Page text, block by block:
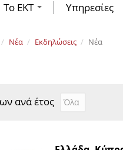
Το ΕΚΤ Υπηρεσίες
Νέα Εκδηλώσεις Νέα
ανά έτος Αναζήτηση
Year